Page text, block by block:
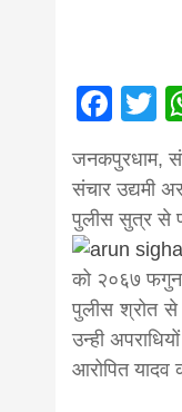
जनकपुरधाम,
संचार उद्यमी
पुलीस सुत्र से
को २०६७ फगुन
पुलीस श्रोत से
उन्ही
आरोपित यादव